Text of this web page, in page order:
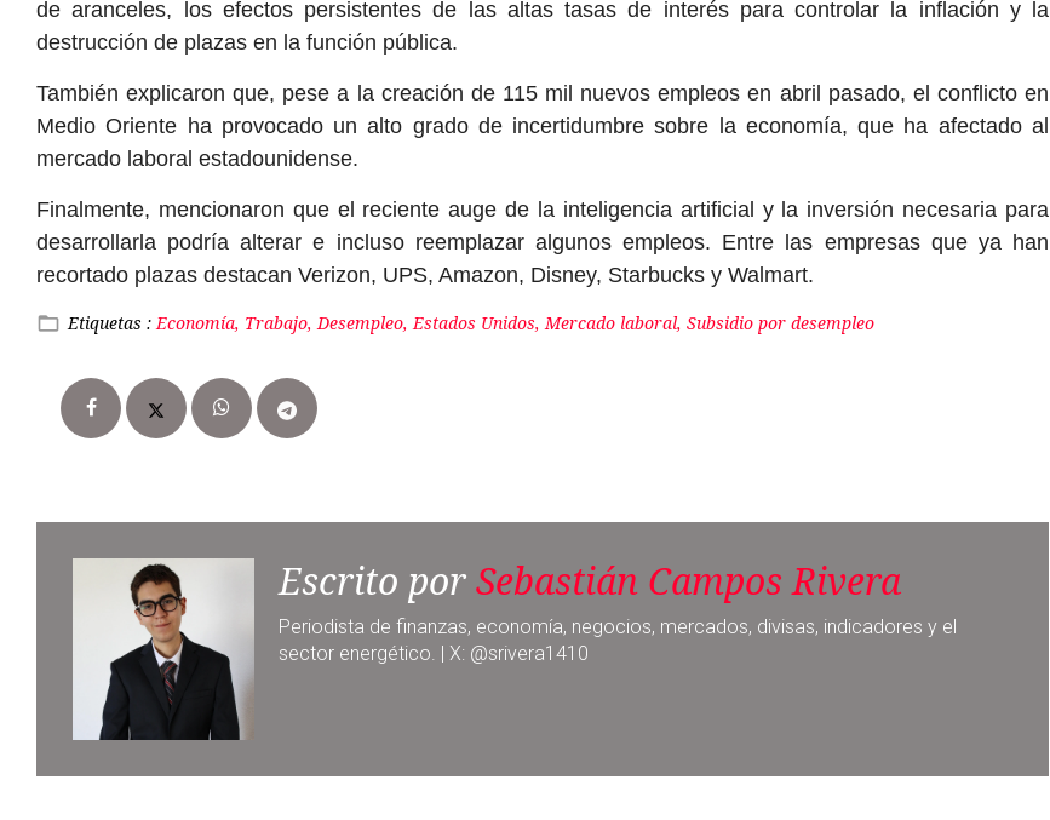
de aranceles, los efectos persistentes de las altas tasas de interés para controlar la inflación y la
destrucción de plazas en la función pública.
También explicaron que, pese a la creación de 115 mil nuevos empleos en abril pasado, el conflicto en
Medio Oriente ha provocado un alto grado de incertidumbre sobre la economía, que ha afectado al
mercado laboral estadounidense.
Finalmente, mencionaron que el reciente auge de la inteligencia artificial y la inversión necesaria para
desarrollarla podría alterar e incluso reemplazar algunos empleos. Entre las empresas que ya han
recortado plazas destacan Verizon, UPS, Amazon, Disney, Starbucks y Walmart.
Etiquetas :Economía, Trabajo, Desempleo, Estados Unidos, Mercado laboral, Subsidio por desempleo
Escrito porSebastián Campos Rivera
Periodista de finanzas, economía, negocios, mercados, divisas, indicadores y el
sector energético. | X: @srivera1410